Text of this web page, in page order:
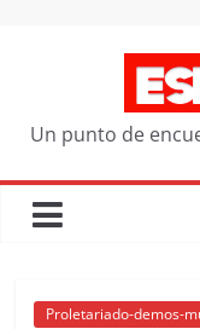
Un punto de
Proletariado-demos-